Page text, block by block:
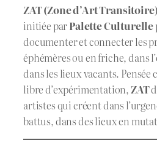
ZAT (Zone d’Art Transitoire)
initiée parPalette Culturelle
documenter et connecter les
éphémères ou en friche, dans
dans les lieux vacants. Pensée
libre d’expérimentation, ZAT
artistes qui créent dans
battus, dans des lieux en